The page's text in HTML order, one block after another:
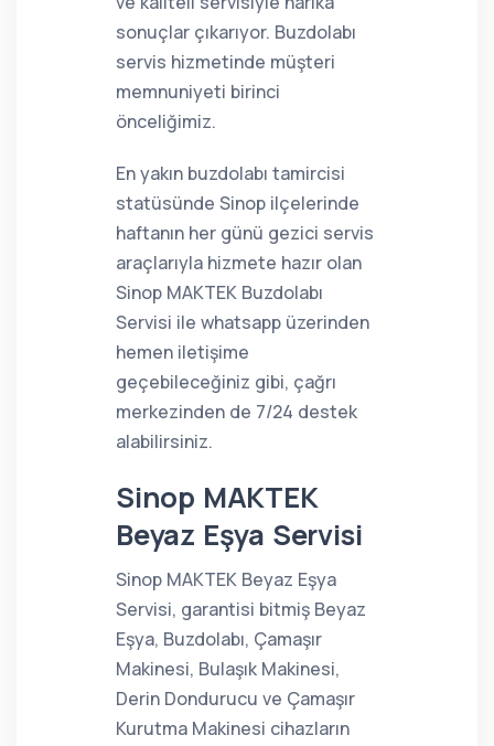
sonuçlar çıkarıyor. Buzdolabı
servis hizmetinde müşteri
memnuniyeti birinci
önceliğimiz.
En yakın buzdolabı tamircisi
statüsünde Sinop ilçelerinde
haftanın her günü gezici servis
araçlarıyla hizmete hazır olan
Sinop MAKTEK Buzdolabı
Servisi ile whatsapp üzerinden
hemen iletişime
geçebileceğiniz gibi, çağrı
merkezinden de 7/24 destek
alabilirsiniz.
Sinop MAKTEK
Beyaz Eşya Servisi
Sinop MAKTEK Beyaz Eşya
Servisi, garantisi bitmiş Beyaz
Eşya, Buzdolabı, Çamaşır
Makinesi, Bulaşık Makinesi,
Derin Dondurucu ve Çamaşır
Kurutma Makinesi cihazların